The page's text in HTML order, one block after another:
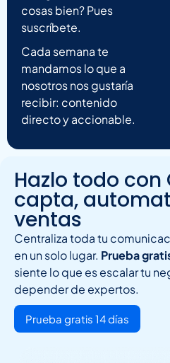
cosas bien? Pues
suscríbete.
Cada semana te
mandamos lo que a
nosotros nos gustaría
recibir: contenido
directo y accionable.
Hazlo todo con
capta,
ventas
Centraliza toda tu
en un solo lugar. Prueba
siente lo que es escalar tu
depender de expertos.
Prueba gratis 14 días